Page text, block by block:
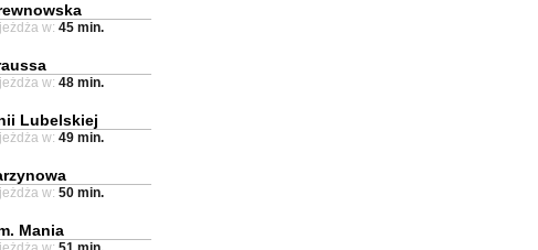
w: 45 min.
w: 48 min.
Lubelskiej
w: 49 min.
w: 50 min.
Mania